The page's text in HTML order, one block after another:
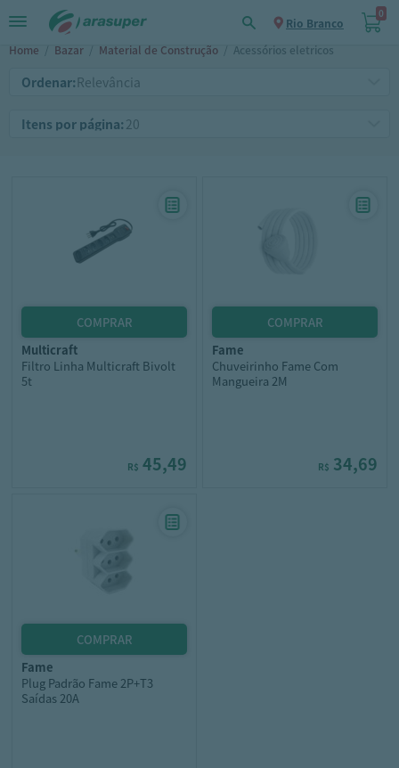
Rio Branco
0
Home / Bazar / Material de Construção / Acessórios eletricos
Ordenar:
Itens por página:
multicraft
Filtro Linha Multicraft Bivolt
5t
R$ 45,49
fame
Chuveirinho Fame Com
Mangueira 2M
R$ 34,69
fame
Plug Padrão Fame 2P+T3
Saídas 20A